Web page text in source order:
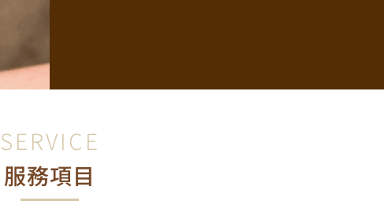
SERVICE
服務項目